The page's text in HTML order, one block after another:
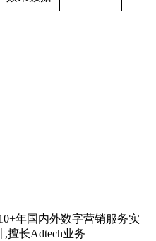
年国内外数字营销服务实
擅长Adtech业务